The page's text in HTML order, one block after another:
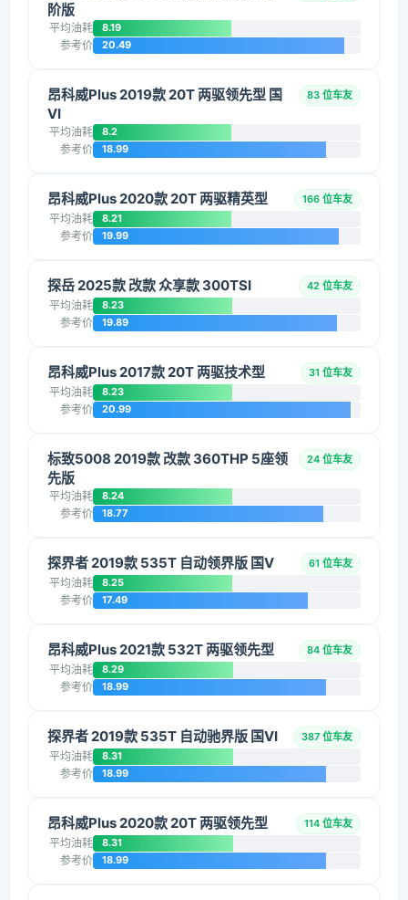
阶版
平均油耗 8.19
参考价 20.49
昂科威Plus 2019款 20T 两驱领先型 国
VI
83 位车友
平均油耗 8.2
参考价 18.99
昂科威Plus 2020款 20T 两驱精英型 166 位车友
平均油耗 8.21
参考价 19.99
探岳 2025款 改款 众享款 300TSI 42 位车友
平均油耗 8.23
参考价 19.89
昂科威Plus 2017款 20T 两驱技术型 31 位车友
平均油耗 8.23
参考价 20.99
标致5008 2019款 改款 360THP 5座领
先版
24 位车友
平均油耗 8.24
参考价 18.77
探界者 2019款 535T 自动领界版 国V 61 位车友
平均油耗 8.25
参考价 17.49
昂科威Plus 2021款 532T 两驱领先型 84 位车友
平均油耗 8.29
参考价 18.99
探界者 2019款 535T 自动驰界版 国VI 387 位车友
平均油耗 8.31
参考价 18.99
昂科威Plus 2020款 20T 两驱领先型 114 位车友
平均油耗 8.31
参考价 18.99